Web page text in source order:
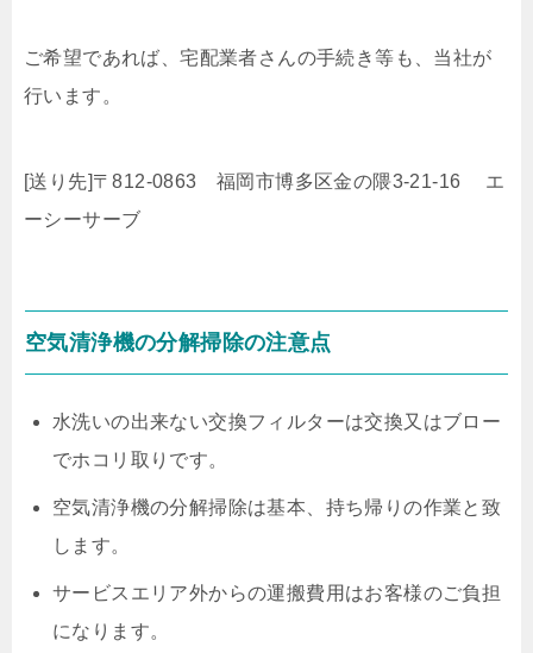
ご希望であれば、宅配業者さんの手続き等も、当社が
行います。
[送り先]〒812-0863 福岡市博多区金の隈3-21-16 エ
ーシーサーブ
空気清浄機の分解掃除の注意点
水洗いの出来ない交換フィルターは交換又はブロー
でホコリ取りです。
空気清浄機の分解掃除は基本、持ち帰りの作業と致
します。
サービスエリア外からの運搬費用はお客様のご負担
になります。